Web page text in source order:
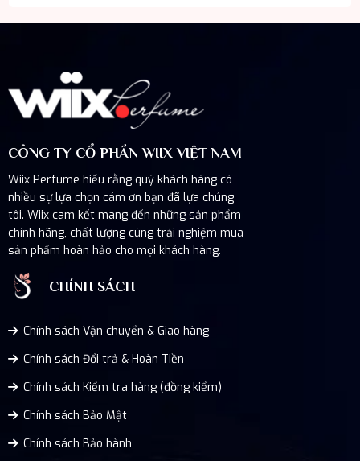
CÔNG TY CỔ PHẦN WIIX VIỆT NAM
Wiix Perfume hiểu rằng quý khách hàng có
nhiều sự lựa chọn cám ơn bạn đã lựa chúng
tôi. Wiix cam kết mang đến những sản phẩm
chính hãng, chất lượng cùng trải nghiệm mua
sản phẩm hoàn hảo cho mọi khách hàng.
CHÍNH SÁCH
Chính sách Vận chuyển & Giao hàng
Chính sách Đổi trả & Hoàn Tiền
Chính sách Kiểm tra hàng (đồng kiểm)
Chính sách Bảo Mật
Chính sách Bảo hành